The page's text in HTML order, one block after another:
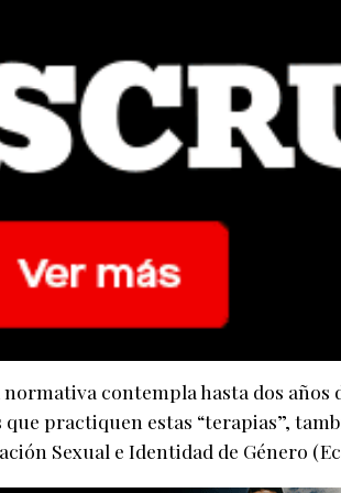
normativa contempla hasta dos
que practiquen estas “terapias”,
Sexual e Identidad de Género